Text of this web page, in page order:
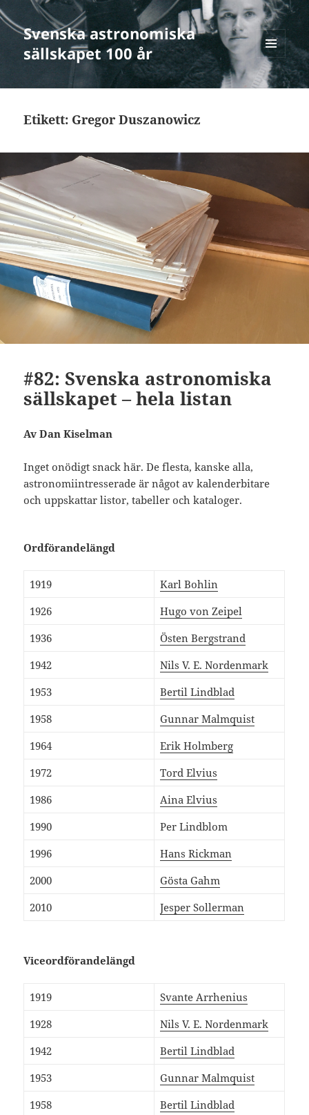
Svenska astronomiska
sällskapet 100 år
MENY
OCH
WIDGETS
Etikett: Gregor Duszanowicz
#82: Svenska astronomiska
sällskapet – hela listan
Av Dan Kiselman
Inget onödigt snack här. De flesta, kanske alla,
astronomiintresserade är något av kalenderbitare
och uppskattar listor, tabeller och kataloger.
Ordförandelängd
1919
Karl Bohlin
1926
Hugo von Zeipel
1936
Östen Bergstrand
1942
Nils V. E. Nordenmark
1953
Bertil Lindblad
1958
Gunnar Malmquist
1964
Erik Holmberg
1972
Tord Elvius
1986
Aina Elvius
1990
Per Lindblom
1996
Hans Rickman
2000
Gösta Gahm
2010
Jesper Sollerman
Viceordförandelängd
1919
Svante Arrhenius
1928
Nils V. E. Nordenmark
1942
Bertil Lindblad
1953
Gunnar Malmquist
1958
Bertil Lindblad